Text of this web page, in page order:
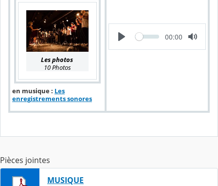
Les photos
10 Photos
en musique : Les
enregistrements sonores
L
e
c
T
m
00:00
Pièces jointes
MUSIQUE